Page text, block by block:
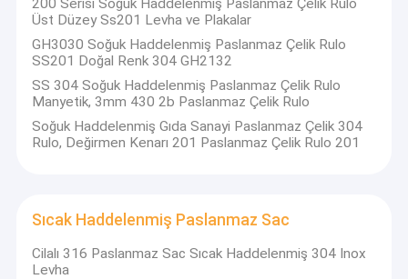
200 Serisi Soğuk Haddelenmiş Paslanmaz Çelik Rulo
Üst Düzey Ss201 Levha ve Plakalar
GH3030 Soğuk Haddelenmiş Paslanmaz Çelik Rulo
SS201 Doğal Renk 304 GH2132
SS 304 Soğuk Haddelenmiş Paslanmaz Çelik Rulo
Manyetik, 3mm 430 2b Paslanmaz Çelik Rulo
Soğuk Haddelenmiş Gıda Sanayi Paslanmaz Çelik 304
Rulo, Değirmen Kenarı 201 Paslanmaz Çelik Rulo 201
Sıcak Haddelenmiş Paslanmaz Sac
Cilalı 316 Paslanmaz Sac Sıcak Haddelenmiş 304 Inox
Levha